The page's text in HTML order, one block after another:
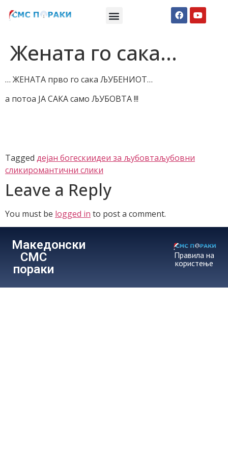
Жената го сака…
… ЖEНАТА прво го сака ЉУБЕНИОТ…
а потоа ЈА САКА само ЉУБОВТА !!!
Tagged дејан богескиидеи за љубовтаљубовни
сликиромантични слики
Leave a Reply
You must be logged in to post a comment.
Македонски
СМС
пораки
Правила на
користење